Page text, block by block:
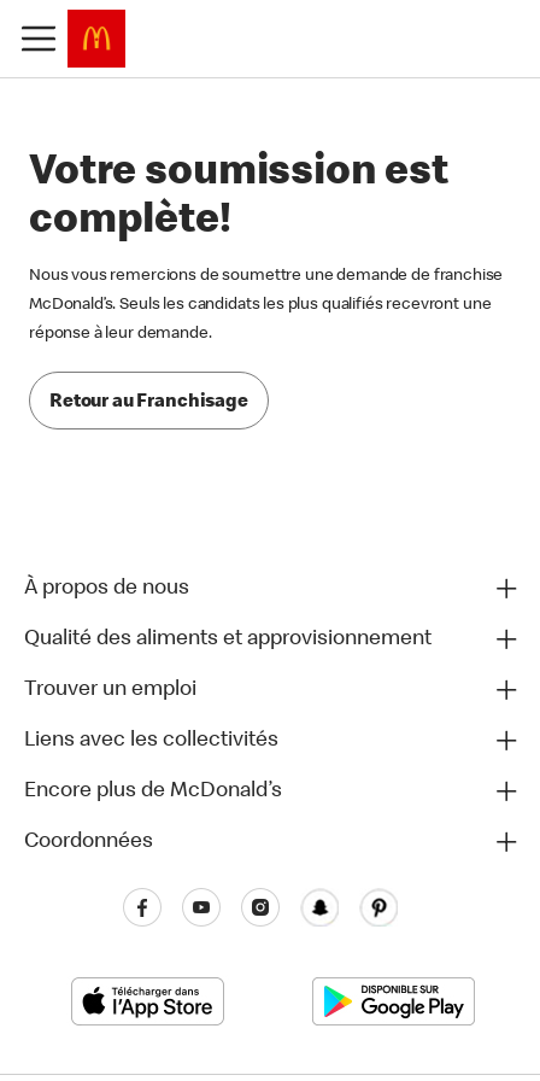
Votre soumission est
complète!
Nous vous remercions de soumettre une demande de franchise
McDonald’s. Seuls les candidats les plus qualifiés recevront une
réponse à leur demande.
Retour au Franchisage
À propos de nous
Qualité des aliments et approvisionnement
Trouver un emploi
Liens avec les collectivités
Encore plus de McDonald’s
Coordonnées